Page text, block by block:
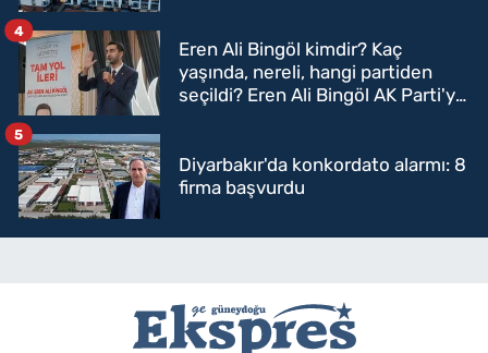
Eren Ali Bingöl kimdir? Kaç
yaşında, nereli, hangi partiden
seçildi? Eren Ali Bingöl AK Parti'ye
4
Diyarbakır'da konkordato alarmı: 8
firma başvurdu
5